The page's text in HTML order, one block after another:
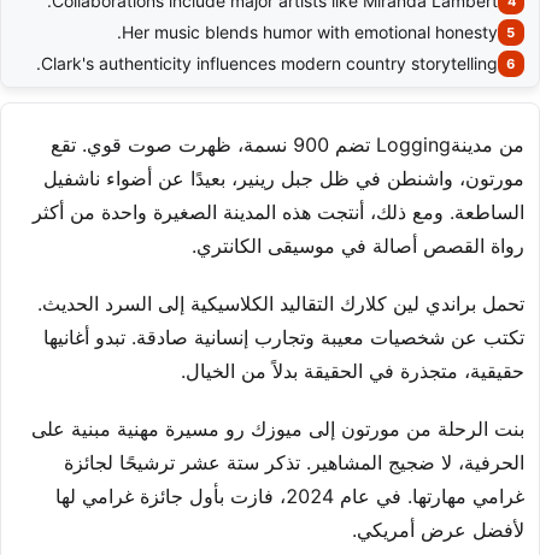
Her music blends humor with emotional honesty.
Clark's authenticity influences modern country storytelling.
من مدينةLogging تضم 900 نسمة، ظهرت صوت قوي. تقع
مورتون، واشنطن في ظل جبل رينير، بعيدًا عن أضواء ناشفيل
الساطعة. ومع ذلك، أنتجت هذه المدينة الصغيرة واحدة من أكثر
رواة القصص أصالة في موسيقى الكانتري.
تحمل براندي لين كلارك التقاليد الكلاسيكية إلى السرد الحديث.
تكتب عن شخصيات معيبة وتجارب إنسانية صادقة. تبدو أغانيها
حقيقية، متجذرة في الحقيقة بدلاً من الخيال.
بنت الرحلة من مورتون إلى ميوزك رو مسيرة مهنية مبنية على
الحرفية، لا ضجيج المشاهير. تذكر ستة عشر ترشيحًا لجائزة
غرامي مهارتها. في عام 2024، فازت بأول جائزة غرامي لها
لأفضل عرض أمريكي.